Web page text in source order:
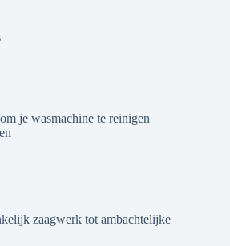
je wasmachine te reinigen
zaagwerk tot ambachtelijke